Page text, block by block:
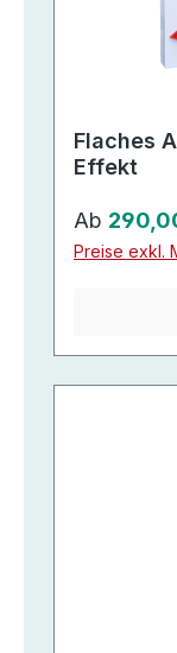
Flaches
Effekt
Regulärer
Ab
Preise exkl.